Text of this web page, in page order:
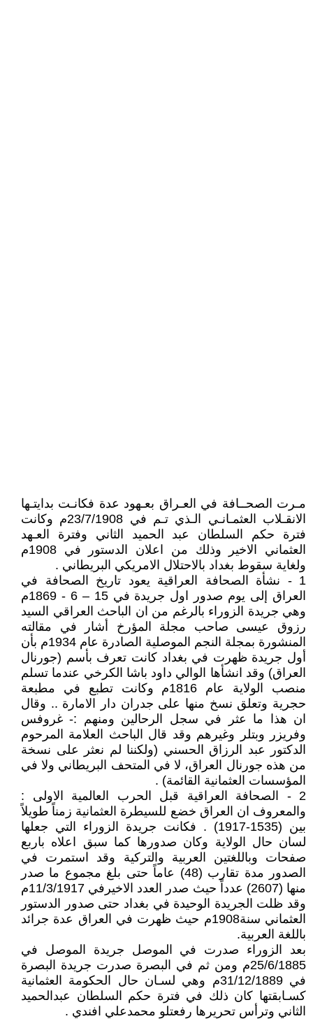
مـرت الصحــافة في العـراق بعـهود عدة فكانـت بدايتـها
الانقـلاب العثمـانـي الـذي تـم في 23/7/1908م وكانت
فترة حكم السلطان عبد الحميد الثاني وفترة العـهد
العثماني الاخير وذلك من اعلان الدستور في 1908م
ولغاية سقوط بغداد بالاحتلال الامريكي البريطاني .
1 - نشأة الصحافة العراقية يعود تاريخ الصحافة في
العراق إلى يوم صدور اول جريدة في 15 – 6 - 1869م
وهي جريدة الزوراء بالرغم من ان الباحث العراقي السيد
رزوق عيسى صاحب مجلة المؤرخ أشار في مقالته
المنشورة بمجلة النجم الموصلية الصادرة عام 1934م بأن
أول جريدة ظهرت في بغداد كانت تعرف بأسم (جورنال
العراق) وقد انشأها الوالي داود باشا الكرخي عندما تسلم
منصب الولاية عام 1816م وكانت تطبع في مطبعة
حجرية وتعلق نسخ منها على جدران دار الامارة .. وقال
ان هذا ما عثر في سجل الرحالين ومنهم :- غروفس
وفريزر وبتلر وغيرهم وقد قال الباحث العلامة المرحوم
الدكتور عبد الرزاق الحسني (ولكننا لم نعثر على نسخة
من هذه جورنال العراق، لا في المتحف البريطاني ولا في
المؤسسات العثمانية القائمة) .
2 - الصحافة العراقية قبل الحرب العالمية الاولى :
والمعروف ان العراق خضع للسيطرة العثمانية زمناً طويلاً
بين (1535-1917) . فكانت جريدة الزوراء التي جعلها
لسان حال الولاية وكان صدورها كما سبق اعلاه باربع
صفحات وباللغتين العربية والتركية وقد استمرت في
الصدور مدة تقارب (48) عاماً حتى بلغ مجموع ما صدر
منها (2607) عدداً حيث صدر العدد الاخيرفي 11/3/1917م
وقد ظلت الجريدة الوحيدة في بغداد حتى صدور الدستور
العثماني سنة1908م حيث ظهرت في العراق عدة جرائد
باللغة العربية.
بعد الزوراء صدرت في الموصل جريدة الموصل في
25/6/1885م ومن ثم في البصرة صدرت جريدة البصرة
في 31/12/1889م وهي لسـان حال الحكومة العثمانية
كسـابقتها كان ذلك في فترة حكم السلطان عبدالحميد
الثاني وترأس تحريرها رفعتلو محمدعلي افندي .